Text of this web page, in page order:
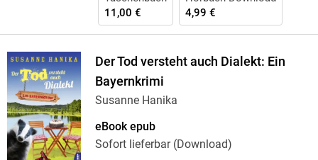
11,00 €
4,99 €
Der Tod versteht auch Dialekt: Ein
Bayernkrimi
Susanne Hanika
eBook epub
Sofort lieferbar (Download)